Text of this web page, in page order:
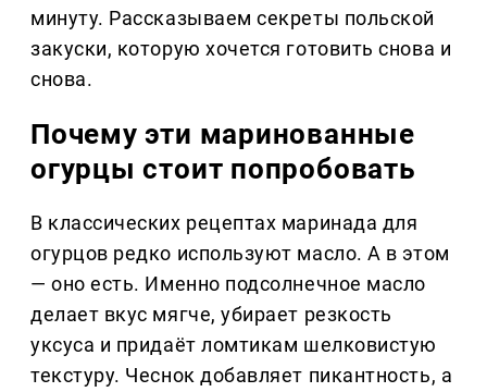
минуту. Рассказываем секреты польской
закуски, которую хочется готовить снова и
снова.
Почему эти маринованные
огурцы стоит попробовать
В классических рецептах маринада для
огурцов редко используют масло. А в этом
— оно есть. Именно подсолнечное масло
делает вкус мягче, убирает резкость
уксуса и придаёт ломтикам шелковистую
текстуру. Чеснок добавляет пикантность, а